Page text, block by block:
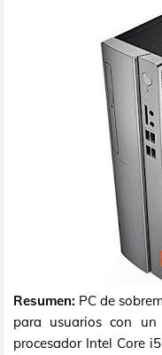
Resumen: PC de
para usuarios con
procesador Intel Core